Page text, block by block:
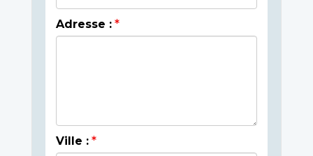
Adresse :
Ville :